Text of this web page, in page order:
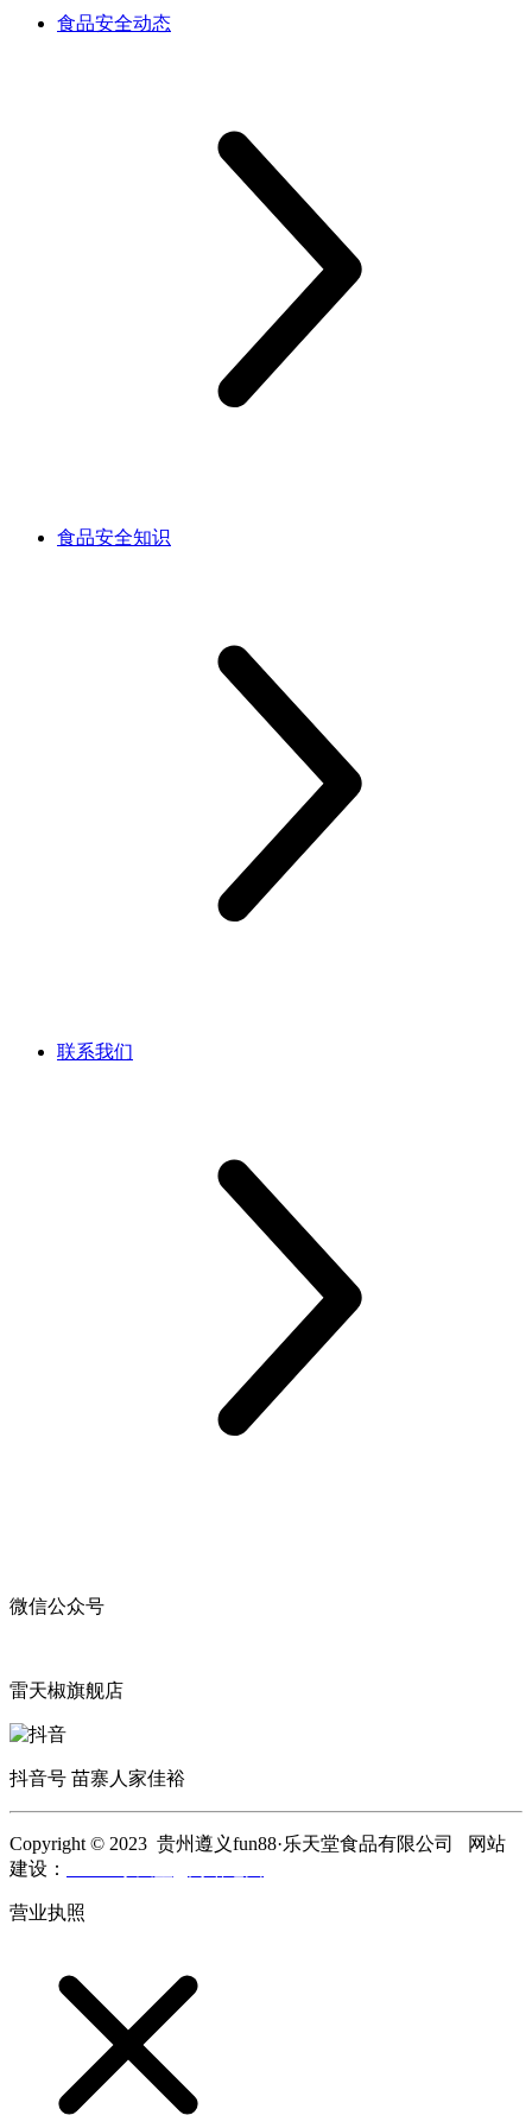
食品安全动态
食品安全知识
联系我们
微信公众号
雷天椒旗舰店
抖音号 苗寨人家佳裕
Copyright © 2023 贵州遵义fun88·乐天堂食品有限公司 网站
建设：
营业执照